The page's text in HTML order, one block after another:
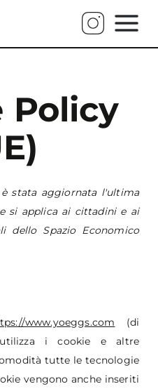
Policy
stata aggiornata l'ultima
si applica ai cittadini e ai
dello Spazio Economico
www.yoeggs.com (di
i cookie e altre
tutte le tecnologie
vengono anche inseriti